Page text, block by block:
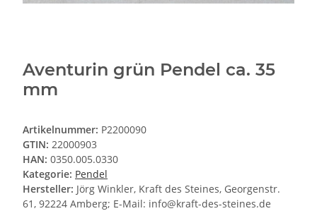
Aventurin grün Pendel ca. 35
mm
Artikelnummer: P2200090
GTIN: 22000903
HAN: 0350.005.0330
Kategorie: Pendel
Hersteller: Jörg Winkler, Kraft des Steines, Georgenstr.
61, 92224 Amberg; E-Mail: info@kraft-des-steines.de